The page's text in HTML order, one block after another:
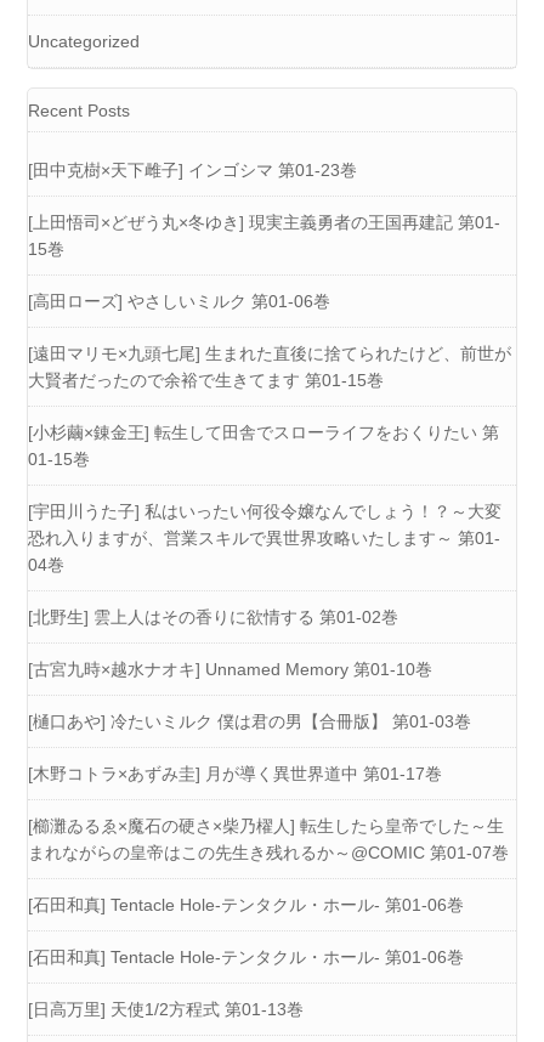
Uncategorized
Recent Posts
[田中克樹×天下雌子] インゴシマ 第01-23巻
[上田悟司×どぜう丸×冬ゆき] 現実主義勇者の王国再建記 第01-
15巻
[高田ローズ] やさしいミルク 第01-06巻
[遠田マリモ×九頭七尾] 生まれた直後に捨てられたけど、前世が
大賢者だったので余裕で生きてます 第01-15巻
[小杉繭×錬金王] 転生して田舎でスローライフをおくりたい 第
01-15巻
[宇田川うた子] 私はいったい何役令嬢なんでしょう！？～大変
恐れ入りますが、営業スキルで異世界攻略いたします～ 第01-
04巻
[北野生] 雲上人はその香りに欲情する 第01-02巻
[古宮九時×越水ナオキ] Unnamed Memory 第01-10巻
[樋口あや] 冷たいミルク 僕は君の男【合冊版】 第01-03巻
[木野コトラ×あずみ圭] 月が導く異世界道中 第01-17巻
[櫛灘ゐるゑ×魔石の硬さ×柴乃櫂人] 転生したら皇帝でした～生
まれながらの皇帝はこの先生き残れるか～@COMIC 第01-07巻
[石田和真] Tentacle Hole-テンタクル・ホール- 第01-06巻
[石田和真] Tentacle Hole-テンタクル・ホール- 第01-06巻
[日高万里] 天使1/2方程式 第01-13巻